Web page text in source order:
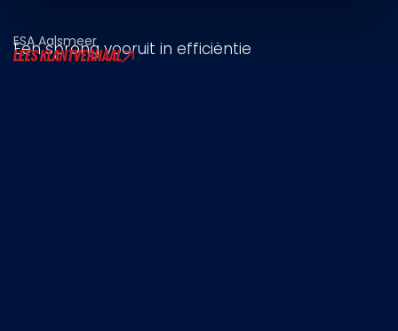
ESA Aalsmeer
Een sprong vooruit in efficiëntie
LEES KLANTVERHAAL